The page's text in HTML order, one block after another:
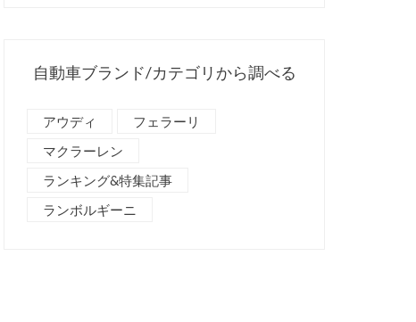
自動車ブランド/カテゴリから調べる
アウディ
フェラーリ
マクラーレン
ランキング&特集記事
ランボルギーニ